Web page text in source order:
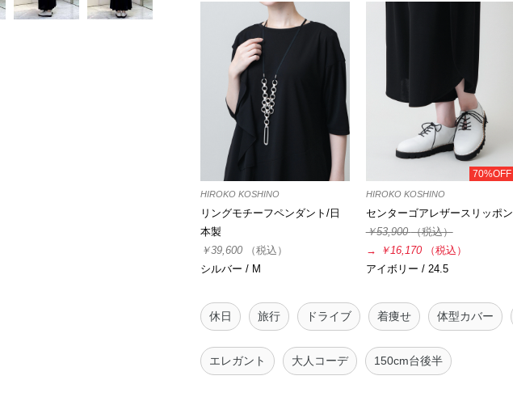
HIROKO KOSHINO
リングモチーフペンダント/日
本製
￥39,600
（税込）
シルバー / M
70%OFF
HIROKO KOSHINO
センターゴアレザースリッポン
￥53,900（税込）
→
￥16,170
（税込）
アイボリー / 24.5
休日 旅行 ドライブ 着痩せ 体型カバー
エレガント 大人コーデ 150cm台後半